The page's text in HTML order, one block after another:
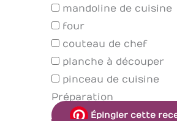
mandoline de cuisine
four
couteau de chef
planche à découper
pinceau de cuisine
Préparation
Épingler cette